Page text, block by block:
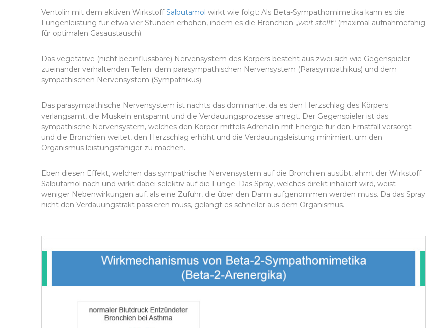
Ventolin mit dem aktiven WirkstoffSalbutamol wirkt wie folgt: Als Beta-Sympathomimetika kann es die
Lungenleistung für etwa vier Stunden erhöhen, indem es die Bronchien „weit stellt“ (maximal aufnahmefähig
für optimalen Gasaustausch).
Das vegetative (nicht beeinflussbare) Nervensystem des Körpers besteht aus zwei sich wie Gegenspieler
zueinander verhaltenden Teilen: dem parasympathischen Nervensystem (Parasympathikus) und dem
sympathischen Nervensystem (Sympathikus).
Das parasympathische Nervensystem ist nachts das dominante, da es den Herzschlag des Körpers
verlangsamt, die Muskeln entspannt und die Verdauungsprozesse anregt. Der Gegenspieler ist das
sympathische Nervensystem, welches den Körper mittels Adrenalin mit Energie für den Ernstfall versorgt
und die Bronchien weitet, den Herzschlag erhöht und die Verdauungsleistung minimiert, um den
Organismus leistungsfähiger zu machen.
Eben diesen Effekt, welchen das sympathische Nervensystem auf die Bronchien ausübt, ahmt der Wirkstoff
Salbutamol nach und wirkt dabei selektiv auf die Lunge. Das Spray, welches direkt inhaliert wird, weist
weniger Nebenwirkungen auf, als eine Zufuhr, die über den Darm aufgenommen werden muss. Da das Spray
nicht den Verdauungstrakt passieren muss, gelangt es schneller aus dem Organismus.